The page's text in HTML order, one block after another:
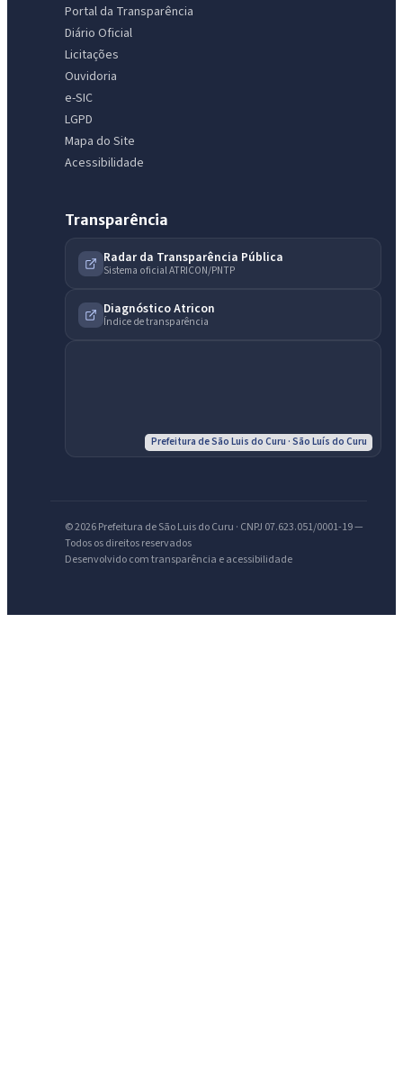
Portal da Transparência
Diário Oficial
Licitações
Ouvidoria
e-SIC
LGPD
Mapa do Site
Acessibilidade
Transparência
Radar da Transparência Pública
Sistema oficial ATRICON/PNTP
Diagnóstico Atricon
Índice de transparência
Prefeitura de São Luis do Curu · São Luís do Curu
© 2026 Prefeitura de São Luis do Curu · CNPJ 07.623.051/0001-19 —
Todos os direitos reservados
Desenvolvido com transparência e acessibilidade